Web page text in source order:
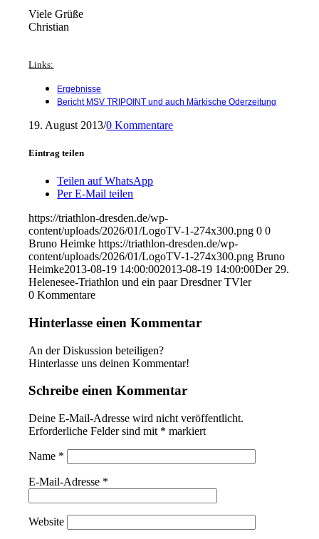
Viele Grüße
Christian
Links:
Ergebnisse
Bericht MSV TRIPOINT und auch Märkische Oderzeitung
19. August 2013/0 Kommentare
Eintrag teilen
Teilen auf WhatsApp
Per E-Mail teilen
https://triathlon-dresden.de/wp-
content/uploads/2026/01/LogoTV-1-274x300.png 0 0
Bruno Heimke https://triathlon-dresden.de/wp-
content/uploads/2026/01/LogoTV-1-274x300.png Bruno
Heimke2013-08-19 14:00:002013-08-19 14:00:00Der 29.
Helenesee-Triathlon und ein paar Dresdner TVler
0 Kommentare
Hinterlasse einen Kommentar
An der Diskussion beteiligen?
Hinterlasse uns deinen Kommentar!
Schreibe einen Kommentar
Deine E-Mail-Adresse wird nicht veröffentlicht.
Erforderliche Felder sind mit * markiert
Name *
E-Mail-Adresse *
Website